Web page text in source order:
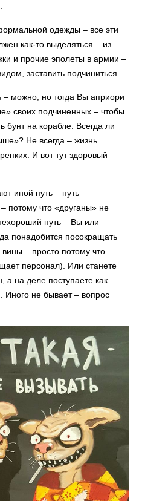
одежды – все эти
как-то выделяться – из
и прочие эполеты в армии –
заставить подчиниться.
– можно, но тогда Вы априори
своих подчиненных – чтобы
бунт на корабле. Всегда ли
Не всегда – жизнь
И вот тут здоровый
иной путь – путь
потому что «друганы» не
путь – Вы или
понадобится посокращать
– просто потому что
персонал). Или станете
а на деле поступаете как
Иного не бывает – вопрос